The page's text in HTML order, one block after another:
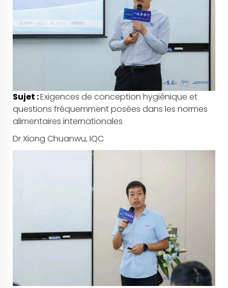
Sujet :Exigences de conception hygiénique et
questions fréquemment posées dans les normes
alimentaires internationales
Dr Xiong Chuanwu, IQC